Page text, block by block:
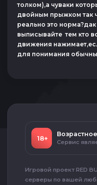
толком),а чуваки
двойным прыжком так
реально это
выписывайте тем кто
движения
для понимания
18+ Сервис
Игровой проект RED
серверы по вашей